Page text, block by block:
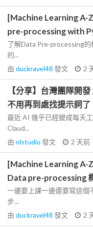
[Machine Learning A-
pre-processing with
了解Data Pre-processing
的...
由 duckravel48 發文 2
【分享】台灣團隊開
不用再到處找提示詞了
最近 AI 幾乎已經變成每天
Claud...
由 nlstudio 發文 2 天前
[Machine Learning A-
Data pre-processing
一邊要上課一邊還要寫這個
步...
由 duckravel48 發文 2